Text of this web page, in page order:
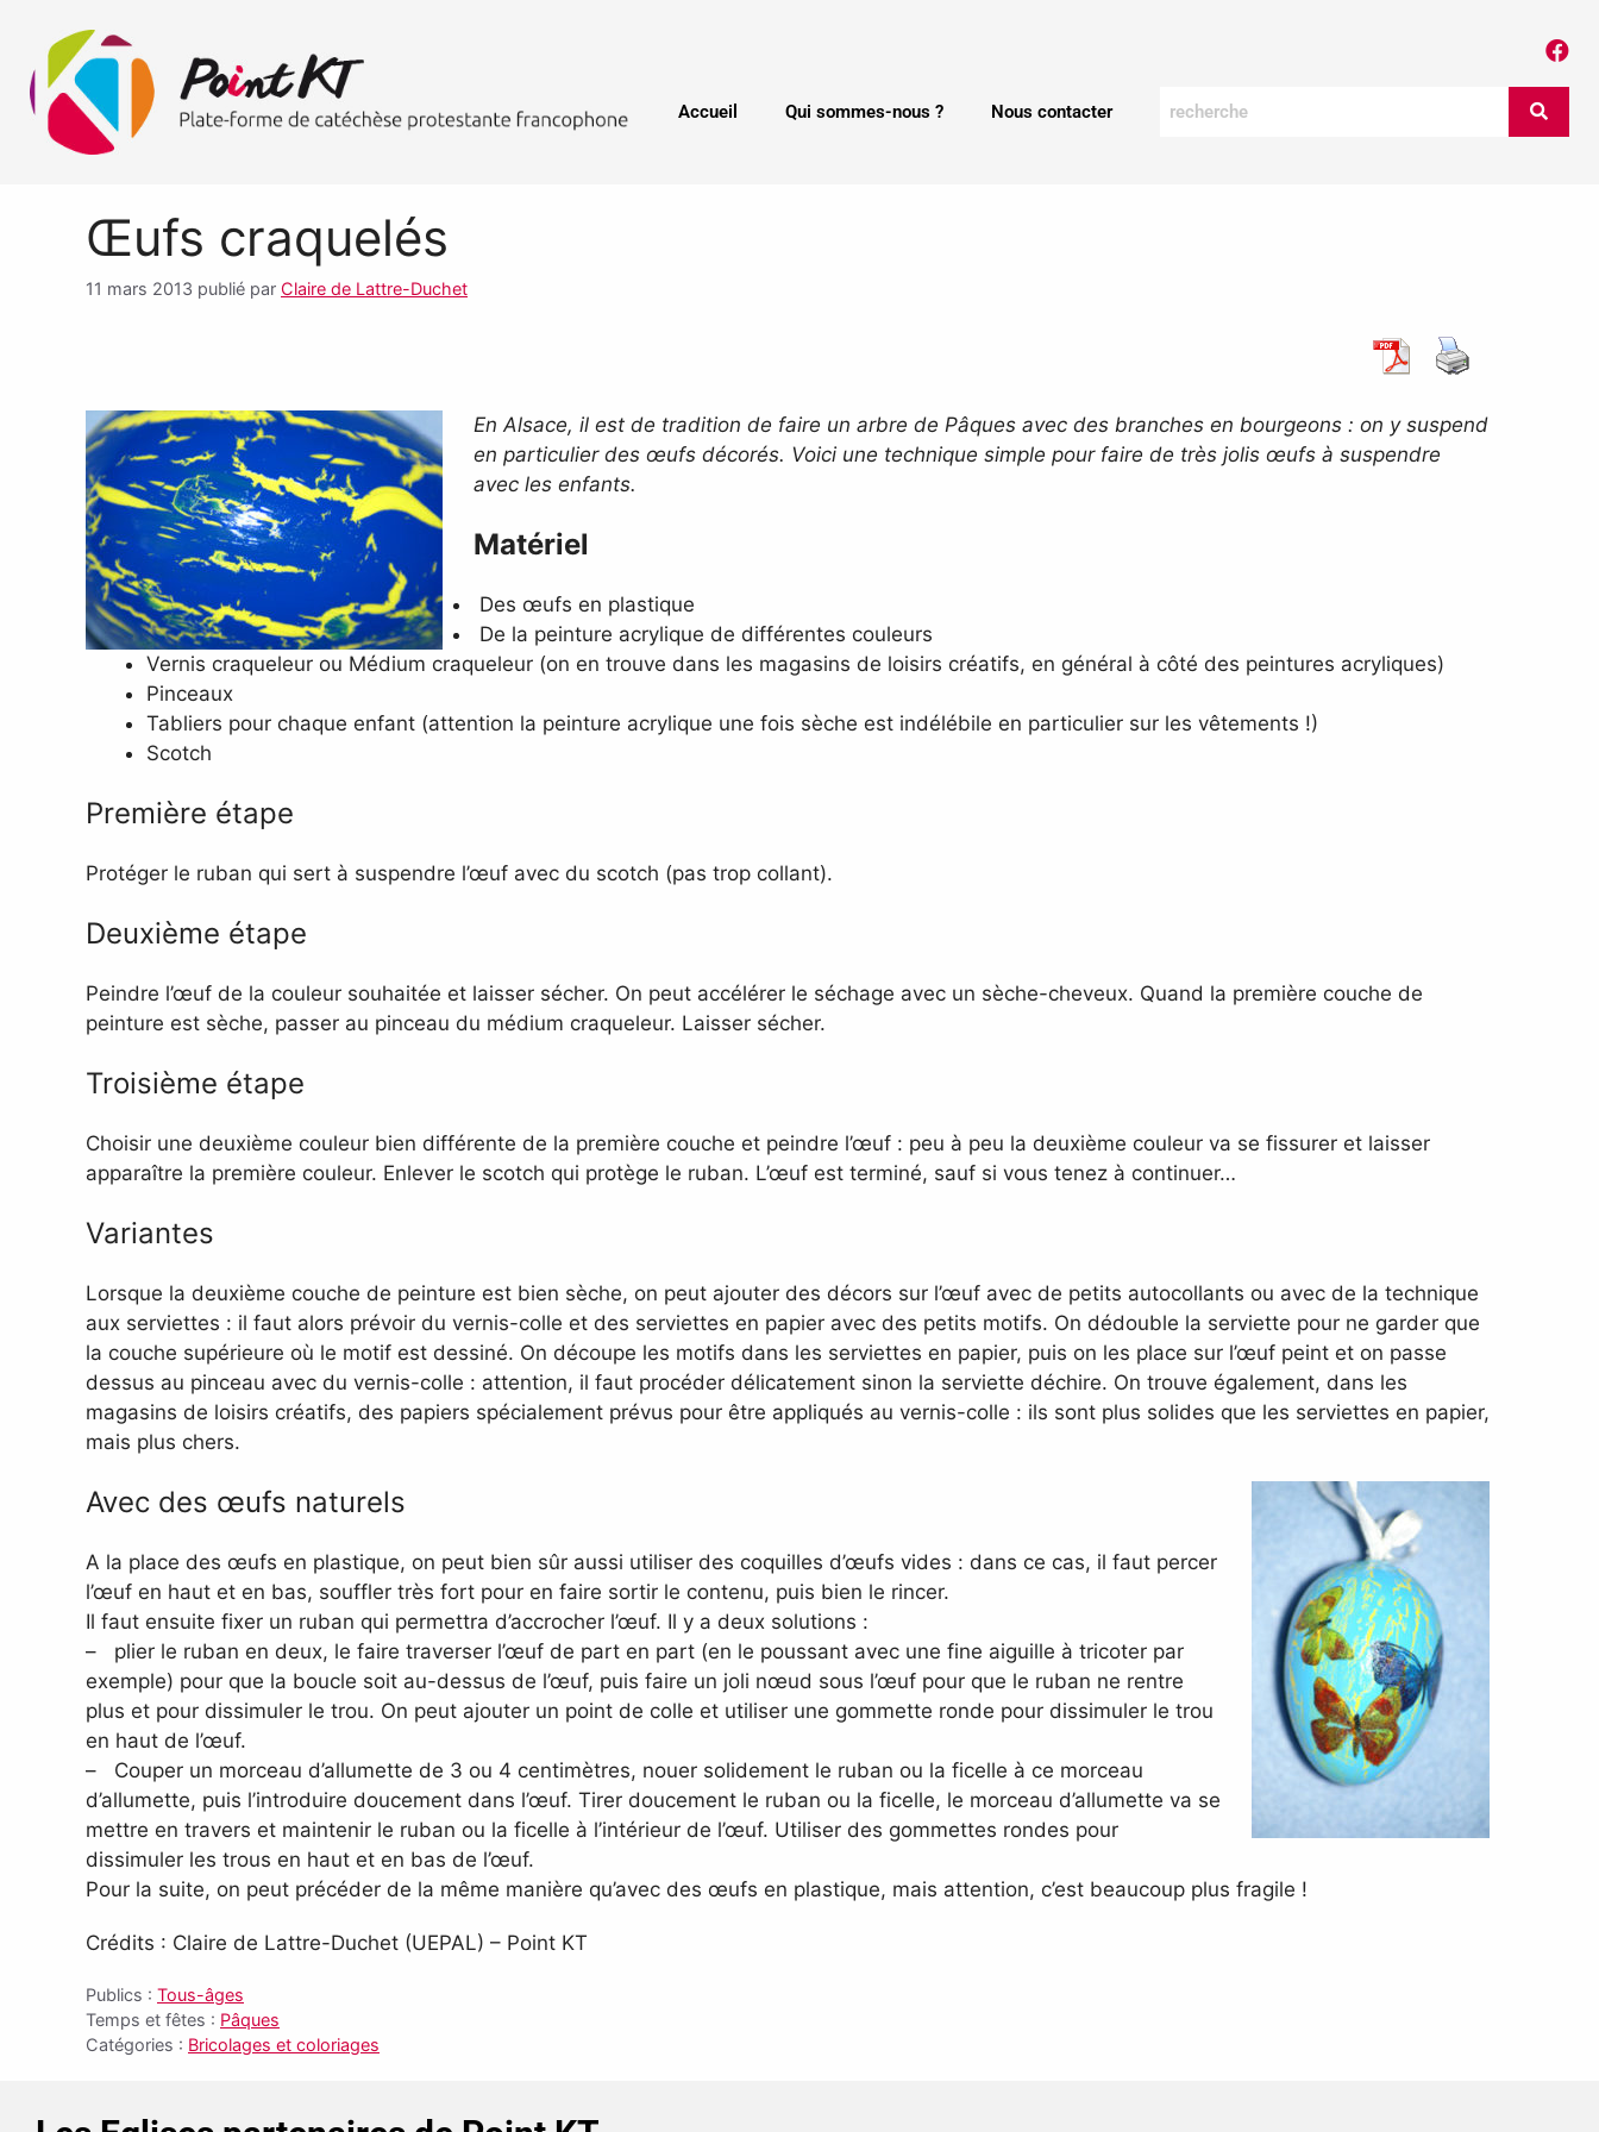
Accueil Qui sommes-nous ? Nous contacter
Œufs craquelés
11 mars 2013 publié par Claire de Lattre-Duchet
En Alsace, il est de tradition de faire un arbre de Pâques avec des branches en bourgeons : on y suspend
en particulier des œufs décorés. Voici une technique simple pour faire de très jolis œufs à suspendre
avec les enfants.
Matériel
Des œufs en plastique
De la peinture acrylique de différentes couleurs
Vernis craqueleur ou Médium craqueleur (on en trouve dans les magasins de loisirs créatifs, en général à côté des peintures acryliques)
Pinceaux
Tabliers pour chaque enfant (attention la peinture acrylique une fois sèche est indélébile en particulier sur les vêtements !)
Scotch
Première étape
Protéger le ruban qui sert à suspendre l’œuf avec du scotch (pas trop collant).
Deuxième étape
Peindre l’œuf de la couleur souhaitée et laisser sécher. On peut accélérer le séchage avec un sèche-cheveux. Quand la première couche de
peinture est sèche, passer au pinceau du médium craqueleur. Laisser sécher.
Troisième étape
Choisir une deuxième couleur bien différente de la première couche et peindre l’œuf : peu à peu la deuxième couleur va se fissurer et laisser
apparaître la première couleur. Enlever le scotch qui protège le ruban. L’œuf est terminé, sauf si vous tenez à continuer…
Variantes
Lorsque la deuxième couche de peinture est bien sèche, on peut ajouter des décors sur l’œuf avec de petits autocollants ou avec de la technique
aux serviettes : il faut alors prévoir du vernis-colle et des serviettes en papier avec des petits motifs. On dédouble la serviette pour ne garder que
la couche supérieure où le motif est dessiné. On découpe les motifs dans les serviettes en papier, puis on les place sur l’œuf peint et on passe
dessus au pinceau avec du vernis-colle : attention, il faut procéder délicatement sinon la serviette déchire. On trouve également, dans les
magasins de loisirs créatifs, des papiers spécialement prévus pour être appliqués au vernis-colle : ils sont plus solides que les serviettes en papier,
mais plus chers.
Avec des œufs naturels
A la place des œufs en plastique, on peut bien sûr aussi utiliser des coquilles d’œufs vides : dans ce cas, il faut percer
l’œuf en haut et en bas, souffler très fort pour en faire sortir le contenu, puis bien le rincer.
Il faut ensuite fixer un ruban qui permettra d’accrocher l’œuf. Il y a deux solutions :
– plier le ruban en deux, le faire traverser l’œuf de part en part (en le poussant avec une fine aiguille à tricoter par
exemple) pour que la boucle soit au-dessus de l’œuf, puis faire un joli nœud sous l’œuf pour que le ruban ne rentre
plus et pour dissimuler le trou. On peut ajouter un point de colle et utiliser une gommette ronde pour dissimuler le trou
en haut de l’œuf.
– Couper un morceau d’allumette de 3 ou 4 centimètres, nouer solidement le ruban ou la ficelle à ce morceau
d’allumette, puis l’introduire doucement dans l’œuf. Tirer doucement le ruban ou la ficelle, le morceau d’allumette va se
mettre en travers et maintenir le ruban ou la ficelle à l’intérieur de l’œuf. Utiliser des gommettes rondes pour
dissimuler les trous en haut et en bas de l’œuf.
Pour la suite, on peut précéder de la même manière qu’avec des œufs en plastique, mais attention, c’est beaucoup plus fragile !
Crédits : Claire de Lattre-Duchet (UEPAL) – Point KT
Publics : Tous-âges
Temps et fêtes : Pâques
Catégories : Bricolages et coloriages